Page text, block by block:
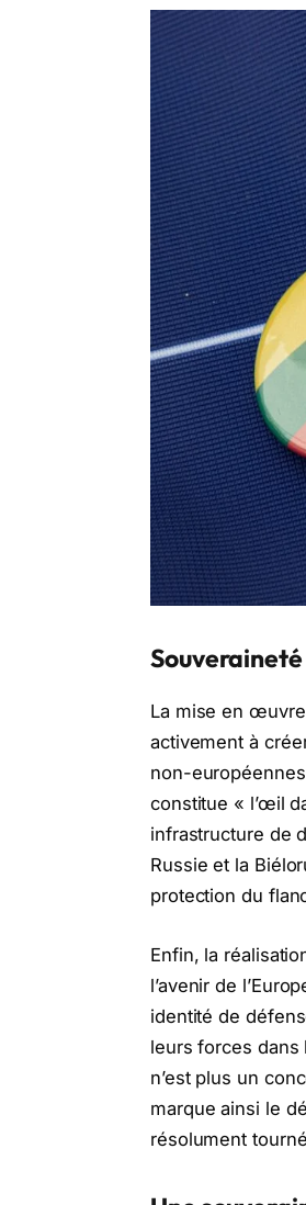
La mise en
activement à
non-
constitue « l’œil
infrastructure de
Russie et la
protection du
Enfin, la
l’avenir de
identité de
leurs forces dans
n’est plus un
marque ainsi le
résolument